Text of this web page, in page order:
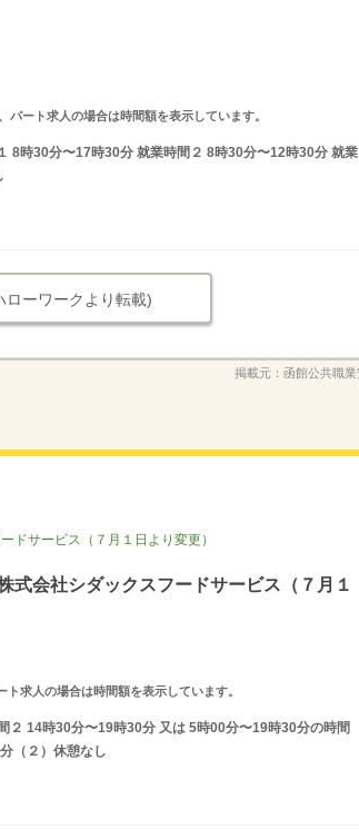
ート求人の場合は時間額を表示しています。
8時30分〜17時30分 就業時間２ 8時30分〜12時30分 就業
ローワークより転載)
掲載元： 函館公共職
サービス（７月１日より変更）
会社シダックスフードサービス（７月１
求人の場合は時間額を表示しています。
２ 14時30分〜19時30分 又は 5時00分〜19時30分の時間
（２）休憩なし